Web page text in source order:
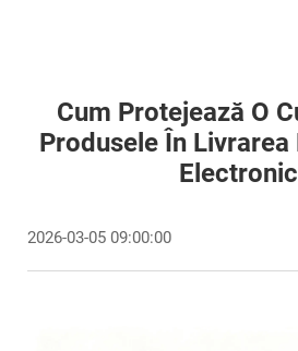
Cum Protejează O
Produsele În Livrarea
2026-03-05 09:00:00